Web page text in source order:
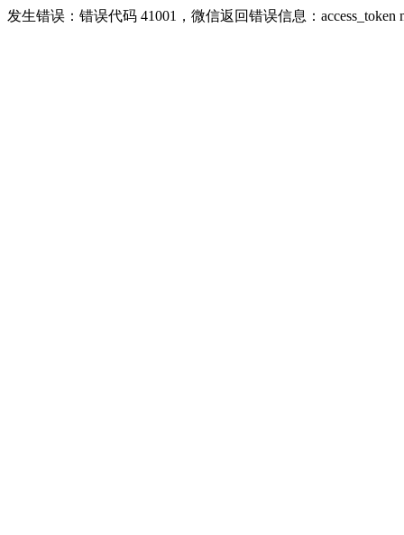
发生错误：错误代码 41001，微信返回错误信息：access_token